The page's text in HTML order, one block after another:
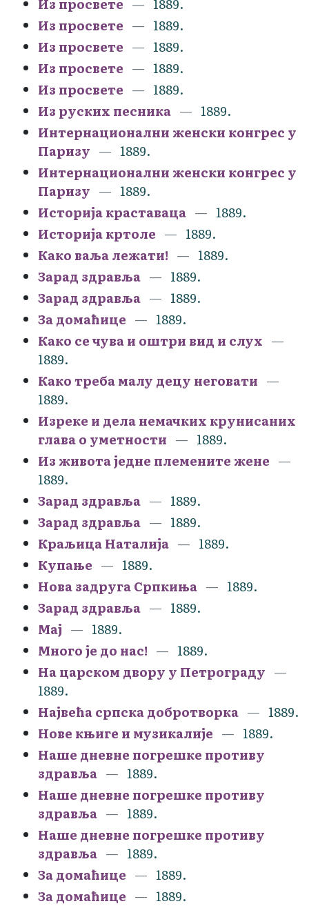
Из просвете
1889.
Из просвете
1889.
Из просвете
1889.
Из просвете
1889.
Из руских песника
1889.
Интернационални женски конгрес у
Паризу
1889.
Интернационални женски конгрес у
Паризу
1889.
Историја краставаца
1889.
Историја кртоле
1889.
Како ваља лежати!
1889.
Зарад здравља
1889.
Зарад здравља
1889.
За домаћице
1889.
Како се чува и оштри вид и слух
1889.
Како треба малу децу неговати
1889.
Изреке и дела немачких крунисаних
глава о уметности
1889.
Из живота једне племените жене
1889.
Зарад здравља
1889.
Зарад здравља
1889.
Краљица Наталија
1889.
Купање
1889.
Нова задруга Српкиња
1889.
Зарад здравља
1889.
Мај
1889.
Много је до нас!
1889.
На царском двору у Петрограду
1889.
Највећа српска добротворка
1889.
Нове књиге и музикалије
1889.
Наше дневне погрешке противу
здравља
1889.
Наше дневне погрешке противу
здравља
1889.
Наше дневне погрешке противу
здравља
1889.
За домаћице
1889.
За домаћице
1889.